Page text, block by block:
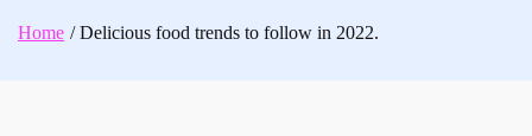
Home Delicious food trends to follow in 2022.